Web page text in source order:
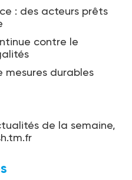
: des acteurs prêts
contre le
mesures durables
de la semaine,